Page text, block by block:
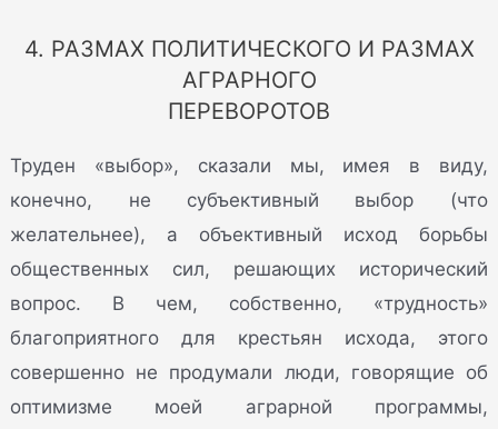
4. РАЗМАХ ПОЛИТИЧЕСКОГО И РАЗМАХ
АГРАРНОГО
ПЕРЕВОРОТОВ
Труден «выбор», сказали мы, имея в виду,
конечно, не субъективный выбор (что
желательнее), а объективный исход борьбы
общественных сил, решающих исторический
вопрос. В чем, собственно, «трудность»
благоприятного для крестьян исхода, этого
совершенно не продумали люди, говорящие об
оптимизме моей аграрной программы,